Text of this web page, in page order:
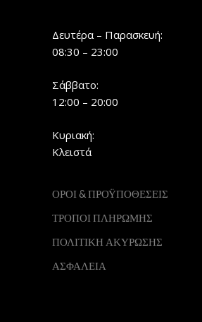
Δευτέρα – Παρασκευή:
08:30 – 23:00
Σάββατο:
12:00 – 20:00
Κυριακή:
Κλειστά
ΟΡΟΙ & ΠΡΟΫΠΟΘΕΣΕΙΣ
ΤΡΟΠΟΙ ΠΛΗΡΩΜΗΣ
ΠΟΛΙΤΙΚΗ ΑΚΥΡΩΣΗΣ
ΑΣΦΑΛΕΙΑ